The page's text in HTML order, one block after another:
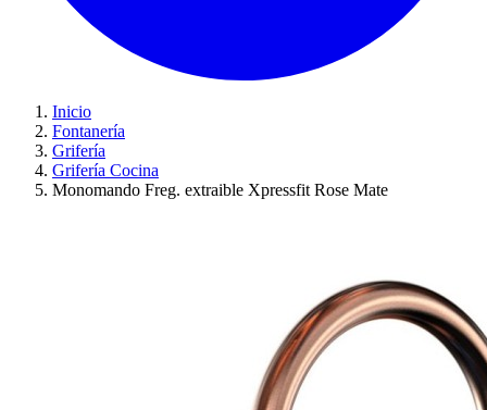
Inicio
Fontanería
Grifería
Grifería Cocina
Monomando Freg. extraible Xpressfit Rose Mate